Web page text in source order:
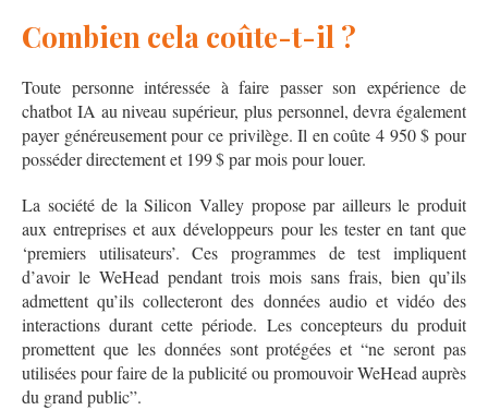
Combien cela coûte-t-il ?
Toute personne intéressée à faire passer son expérience de
chatbot IA au niveau supérieur, plus personnel, devra également
payer généreusement pour ce privilège. Il en coûte 4 950 $ pour
posséder directement et 199 $ par mois pour louer.
La société de la Silicon Valley propose par ailleurs le produit
aux entreprises et aux développeurs pour les tester en tant que
‘premiers utilisateurs’. Ces programmes de test impliquent
d’avoir le WeHead pendant trois mois sans frais, bien qu’ils
admettent qu’ils collecteront des données audio et vidéo des
interactions durant cette période. Les concepteurs du produit
promettent que les données sont protégées et “ne seront pas
utilisées pour faire de la publicité ou promouvoir WeHead auprès
du grand public”.